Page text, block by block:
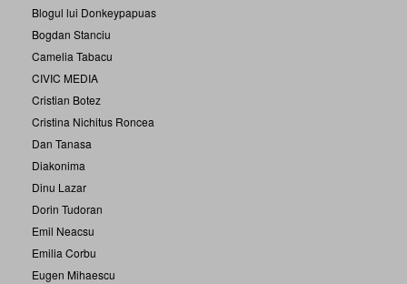
Blogul lui Donkeypapuas
Bogdan Stanciu
Camelia Tabacu
CIVIC MEDIA
Cristian Botez
Cristina Nichitus Roncea
Dan Tanasa
Diakonima
Dinu Lazar
Dorin Tudoran
Emil Neacsu
Emilia Corbu
Eugen Mihaescu